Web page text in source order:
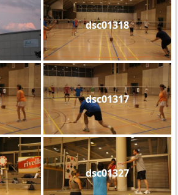
dsc01318
dsc01317
dsc01327